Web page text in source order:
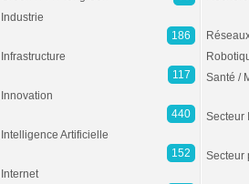
Industrie
186
Infrastructure
117
Innovation
440
Intelligence Artificielle
152
Internet
Santé /
Secteur
Secteur